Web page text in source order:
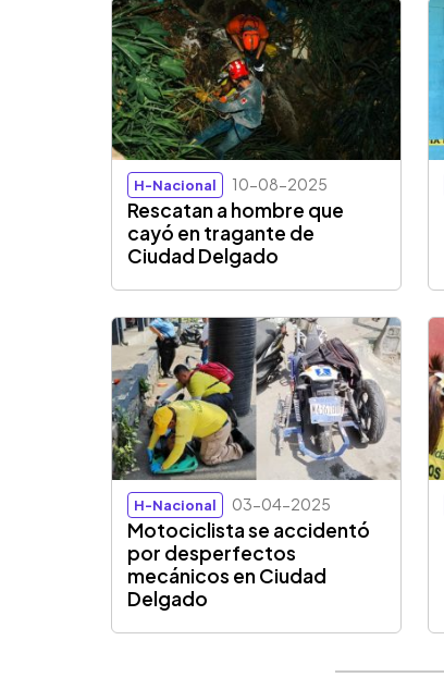
H-Nacional 10-08-2025
Rescatan a hombre que
cayó en tragante de
Ciudad Delgado
H-Nacional 03-04-2025
Motociclista se accidentó
por desperfectos
mecánicos en Ciudad
Delgado